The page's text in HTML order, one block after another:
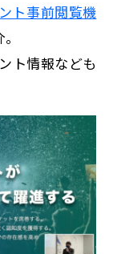
ト事前閲覧機
ト情報なども